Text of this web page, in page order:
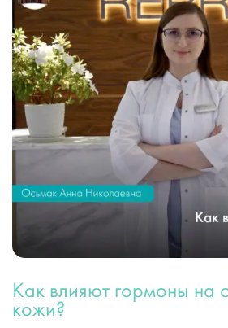
Как влияют гормоны на
кожи?